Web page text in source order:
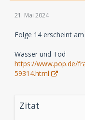
21. Mai 2024
Folge 14 erscheint am
Wasser und Tod
https://www.pop.de/
59314.html
Zitat